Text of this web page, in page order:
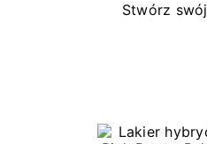
Stwórz